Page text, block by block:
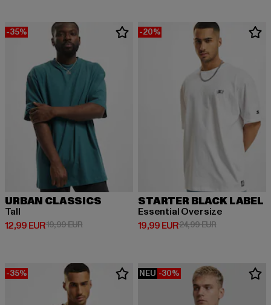
-35%
URBAN CLASSICS
Tall
12,99 EUR
Derzeitiger Preis: 12,99 EUR
19,99 EURAktionspreis: 19,99 EUR
-20%
STARTER BLACK LABEL
Essential Oversize
19,99 EUR
Derzeitiger Preis: 19,99 EUR
24,99 EURAktionspreis:
-35% NEU -30%